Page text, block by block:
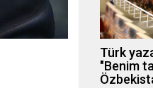
Türk
"Benim